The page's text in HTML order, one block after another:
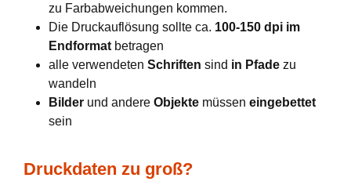
zu Farbabweichungen kommen.
Die Druckauflösung sollte ca. 100-150 dpi im
Endformat betragen
alle verwendeten Schriften sind in Pfade zu
wandeln
Bilder und andere Objekte müssen eingebettet
sein
Druckdaten zu groß?